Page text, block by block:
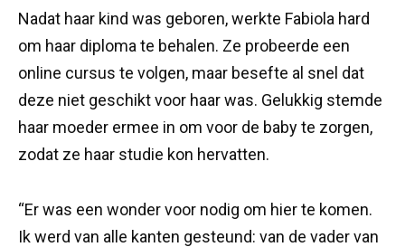
Nadat haar kind was geboren, werkte Fabiola hard
om haar diploma te behalen. Ze probeerde een
online cursus te volgen, maar besefte al snel dat
deze niet geschikt voor haar was. Gelukkig stemde
haar moeder ermee in om voor de baby te zorgen,
zodat ze haar studie kon hervatten.
“Er was een wonder voor nodig om hier te komen.
Ik werd van alle kanten gesteund: van de vader van